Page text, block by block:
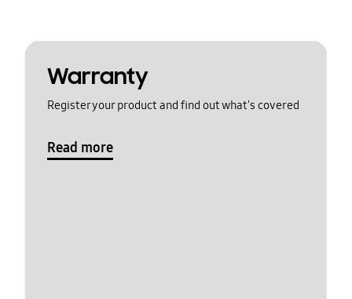
Warranty
Register your product and find out what's covered
Read more